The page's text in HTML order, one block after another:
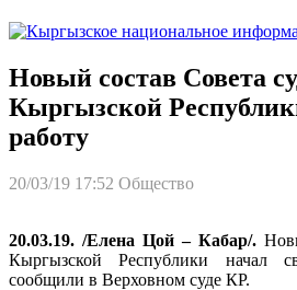
Новый состав Совета
Кыргызской
работу
20/03/19 17:52 Общество
20.03.19. /Елена Цой – Кабар/.
Кыргызской Республики начал
сообщили в Верховном суде КР.